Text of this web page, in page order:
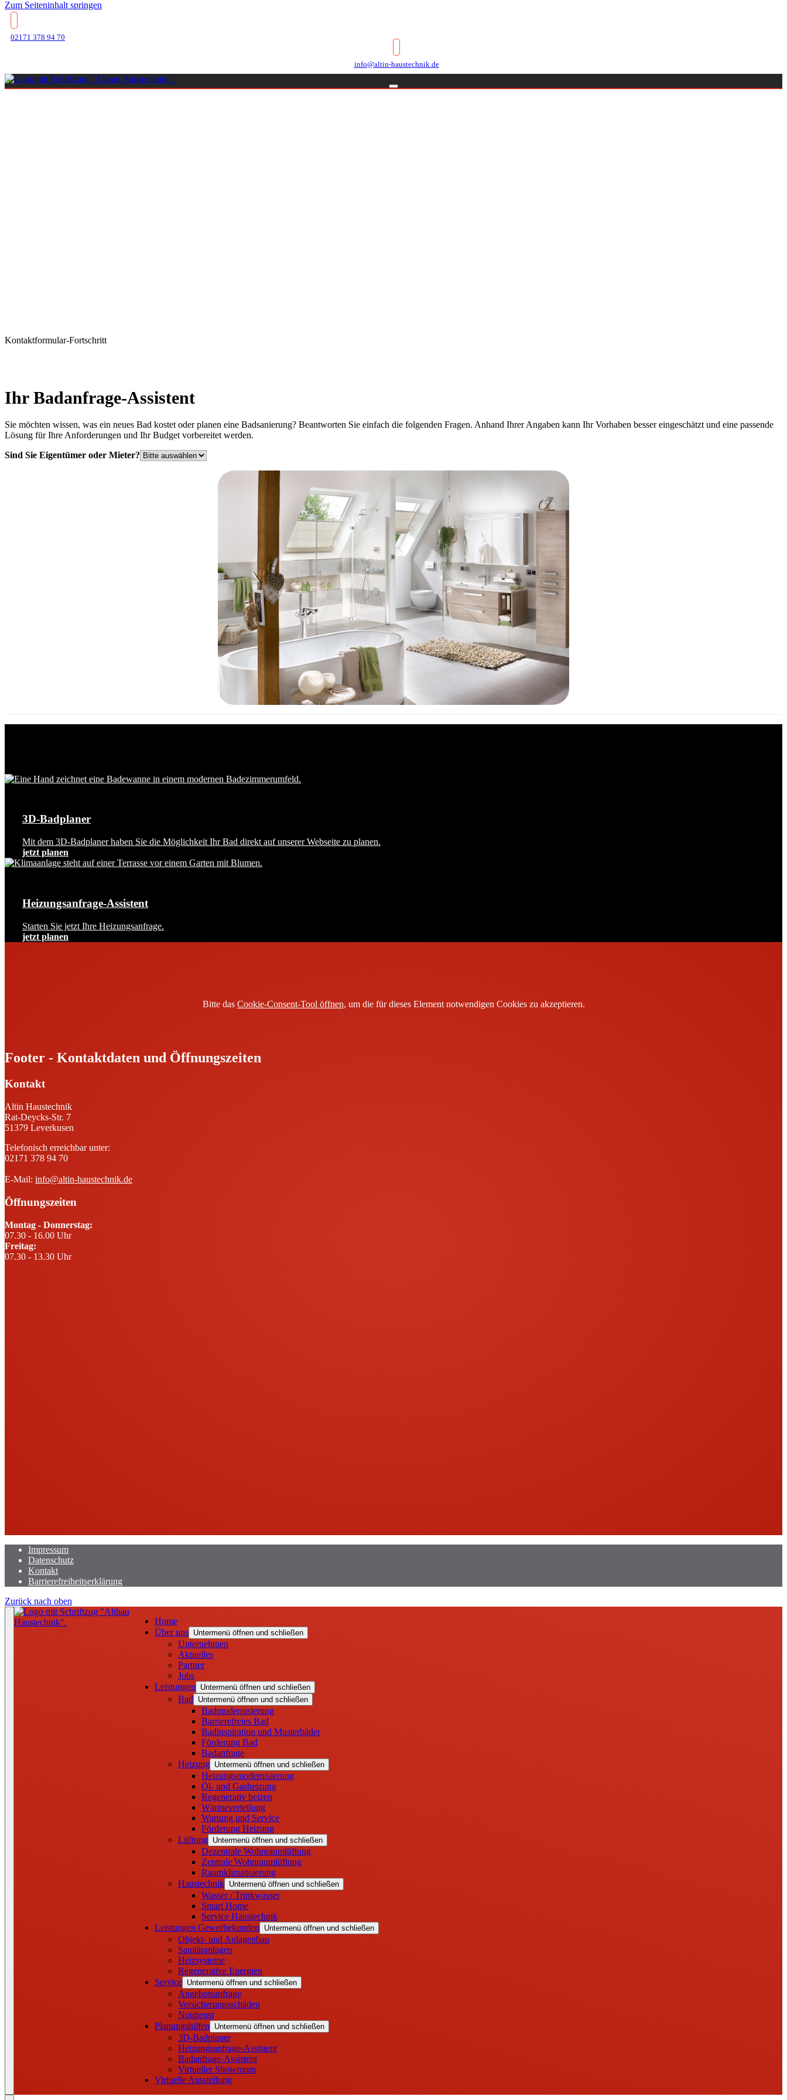
Zum Seiteninhalt springen
02171 378 94 70
info@altin-haustechnik.de
Kontaktformular-Fortschritt
Ihr Badanfrage-Assistent
Sie möchten wissen, was ein neues Bad kostet oder planen eine Badsanierung? Beantworten Sie einfach die folgenden Fragen. Anhand Ihrer Angaben kann Ihr Vorhaben besser eingeschätzt und eine passende
Lösung für Ihre Anforderungen und Ihr Budget vorbereitet werden.
Sind Sie Eigentümer oder Mieter?
3D-Badplaner
Mit dem 3D-Badplaner haben Sie die Möglichkeit Ihr Bad direkt auf unserer Webseite zu planen.
jetzt planen
Heizungsanfrage-Assistent
Starten Sie jetzt Ihre Heizungsanfrage.
jetzt planen
Bitte das Cookie-Consent-Tool öffnen, um die für dieses Element notwendigen Cookies zu akzeptieren.
Footer - Kontaktdaten und Öffnungszeiten
Kontakt
Altin Haustechnik
Rat-Deycks-Str. 7
51379 Leverkusen
Telefonisch erreichbar unter:
02171 378 94 70
E-Mail: info@altin-haustechnik.de
Öffnungszeiten
Montag - Donnerstag:
07.30 - 16.00 Uhr
Freitag:
07.30 - 13.30 Uhr
Impressum
Datenschutz
Kontakt
Barrierefreiheitserklärung
Zurück nach oben
Home
Über uns Untermenü öffnen und schließen
Unternehmen
Aktuelles
Partner
Jobs
Leistungen
Untermenü öffnen und schließen
Bad Untermenü öffnen und schließen
Badmodernisierung
Barrierefreies Bad
Badinspiration und Musterbäder
Förderung Bad
Badanfrage
Heizung Untermenü öffnen und schließen
Heizungsmodernisierung
Öl- und Gasheizung
Regenerativ heizen
Wärmeverteilung
Wartung und Service
Förderung Heizung
Lüftung Untermenü öffnen und schließen
Dezentrale Wohnraumlüftung
Zentrale Wohnraumlüftung
Raumklimatisierung
Haustechnik Untermenü öffnen und schließen
Wasser / Trinkwasser
Smart Home
Service Haustechnik
Leistungen Gewerbekunden
Untermenü öffnen und schließen
Objekt- und Anlagenbau
Sanitäranlagen
Heizsysteme
Regenerative Energien
Service Untermenü öffnen und schließen
Angebotsanfrage
Versicherungsschäden
Notdienst
Planungshilfen
Untermenü öffnen und schließen
3D-Badplaner
Heizungsanfrage-Assistent
Badanfrage-Assistent
Virtueller Showroom
Virtuelle Ausstellung